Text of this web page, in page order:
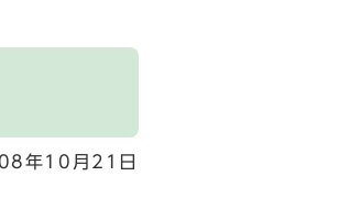
年10月21日